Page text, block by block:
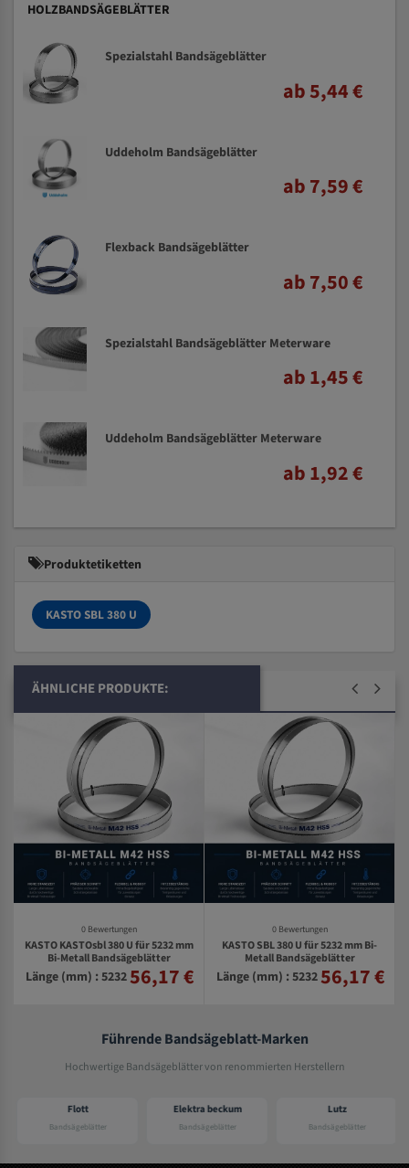
HOLZBANDSÄGEBLÄTTER
Spezialstahl Bandsägeblätter
ab 5,44 €
Uddeholm Bandsägeblätter
ab 7,59 €
Flexback Bandsägeblätter
ab 7,50 €
Spezialstahl Bandsägeblätter Meterware
ab 1,45 €
Uddeholm Bandsägeblätter Meterware
ab 1,92 €
Produktetiketten
KASTO SBL 380 U
ÄHNLICHE PRODUKTE:
0 Bewertungen
KASTO KASTOsbl 380 U für 5232 mm
Bi-Metall Bandsägeblätter
Länge (mm) : 523256,17 €
0 Bewertungen
KASTO SBL 380 U für 5232 mm Bi-
Metall Bandsägeblätter
Länge (mm) : 523256,17 €
Führende Bandsägeblatt-Marken
Hochwertige Bandsägeblätter von renommierten Herstellern
Flott
Bandsägeblätter
Elektra beckum
Bandsägeblätter
Lutz
Bandsägeblätter